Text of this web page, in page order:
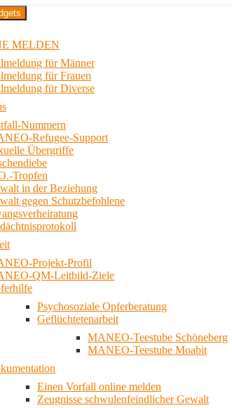
in Berlin
MELDEN
für Männer
für Frauen
für Diverse
Nummern
Refugee-Support
Übergriffe
Tropfen
in der Beziehung
gegen Schutzbefohlene
Projekt-Profil
QM-Leitbild-Ziele
Psychosoziale Opferberatung
Geflüchtetenarbeit
MANEO-Teestube Schöneberg
MANEO-Teestube Moabit
Einen Vorfall online melden
Zeugnisse schwulenfeindlicher Gewalt